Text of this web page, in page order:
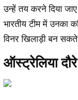
उन्हें तय करने दिया
भारतीय टीम में उनका
विनर खिलाड़ी बन
ऑस्ट्रेलिया